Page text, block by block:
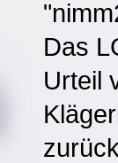
Das
Urteil